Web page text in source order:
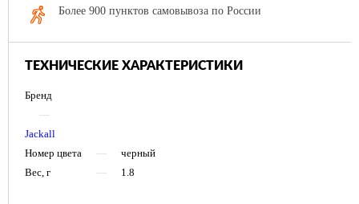
Более 900 пунктов самовывоза по России
ТЕХНИЧЕСКИЕ ХАРАКТЕРИСТИКИ
Бренд
—
Jackall
Номер цвета
—
черный
Вес, г
— 1.8